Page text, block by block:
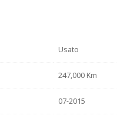
Usato
247,000 Km
07-2015